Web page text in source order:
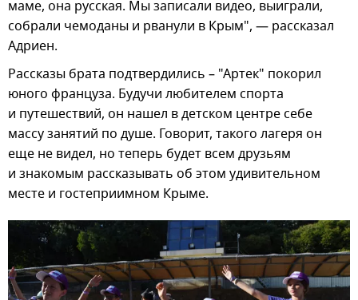
маме, она русская. Мы записали видео, выиграли,
собрали чемоданы и рванули в Крым", — рассказал
Адриен.
Рассказы брата подтвердились – "Артек" покорил
юного француза. Будучи любителем спорта
и путешествий, он нашел в детском центре себе
массу занятий по душе. Говорит, такого лагеря он
еще не видел, но теперь будет всем друзьям
и знакомым рассказывать об этом удивительном
месте и гостеприимном Крыме.